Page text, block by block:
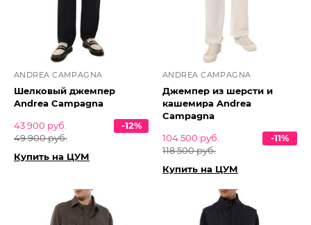
ANDREA CAMPAGNA
Шелковый джемпер
Andrea Campagna
43 900 руб.
49 900 руб.
-12%
Купить на ЦУМ
ANDREA CAMPAGNA
Джемпер из шерсти и
кашемира Andrea
Campagna
104 500 руб.
118 500 руб.
-11%
Купить на ЦУМ